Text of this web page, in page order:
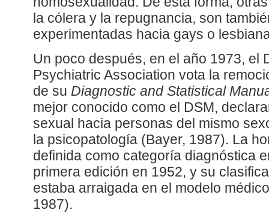
la cólera y la repugnancia, son
experimentadas hacia gays o
Un poco después, en el año 1973, el
Psychiatric Association vota la
de su Diagnostic and Statistical
mejor conocido como el DSM,
sexual hacia personas del mismo
la psicopatología (Bayer, 1987). La
definida como categoría diagnóstica
primera edición en 1952, y su
estaba arraigada en el modelo
1987).